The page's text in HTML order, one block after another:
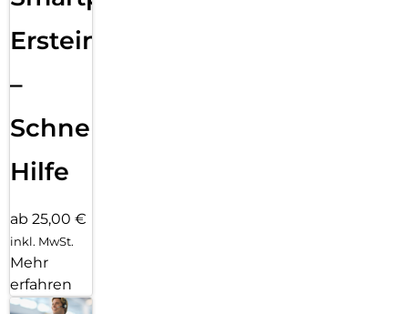
Ersteinrichtung
–
Schnelle
Hilfe
ab 25,00 €
inkl. MwSt.
Mehr
erfahren